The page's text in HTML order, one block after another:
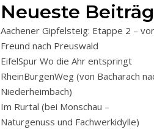
Neueste
Aachener Gipfelsteig: Etappe 2 –
Freund nach Preuswald
EifelSpur Wo die Ahr entspringt
RheinBurgenWeg (von Bacharach
Niederheimbach)
Im Rurtal (bei Monschau –
Naturgenuss und Fachwerkidylle)